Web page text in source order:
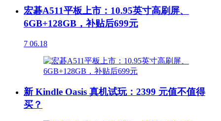
宏碁A511平板上市：10.95英寸高刷屏、
6GB+128GB，补贴后699元
7 06.18
新 Kindle Oasis 真机试玩：2399 元值不值得
买？